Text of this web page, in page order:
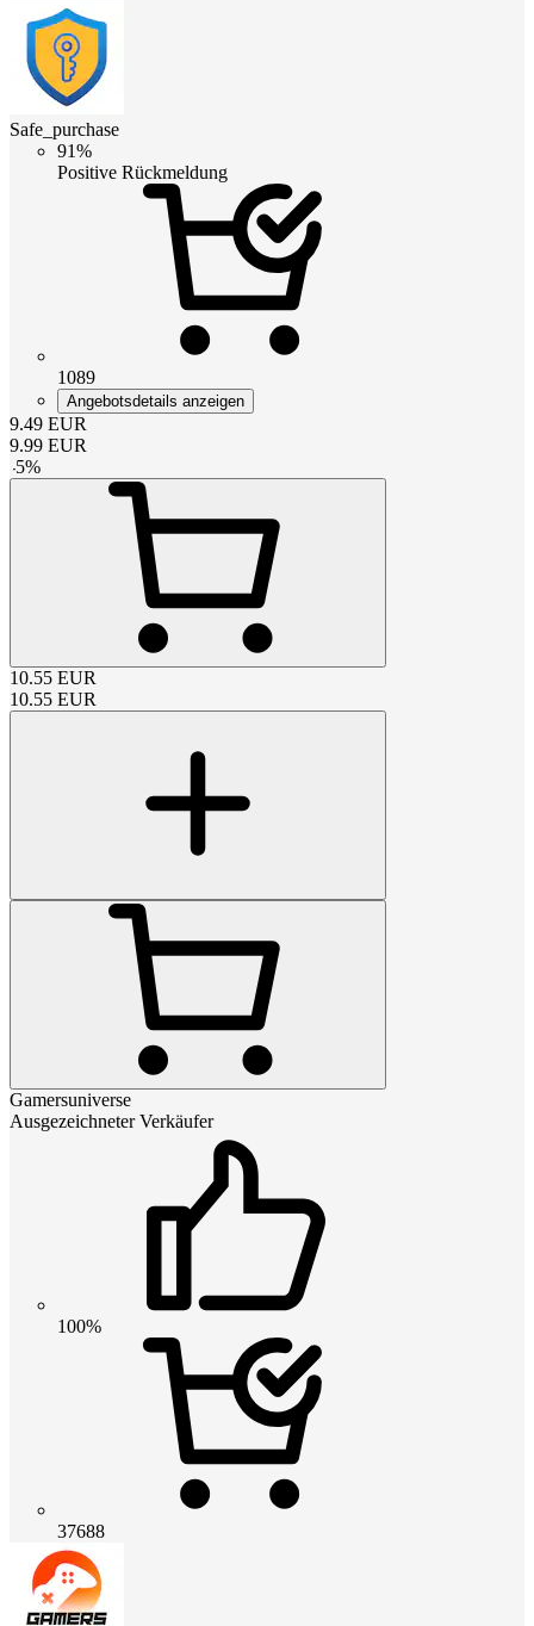
Safe_purchase
91%
Positive Rückmeldung
1089
Angebotsdetails anzeigen
9.49 EUR
9.99 EUR
-5%
10.55 EUR
10.55 EUR
Gamersuniverse
Ausgezeichneter Verkäufer
100%
37688